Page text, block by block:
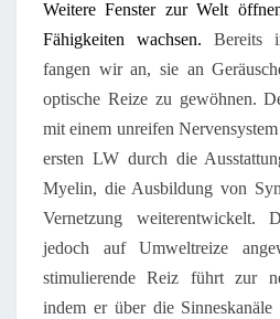
Weitere Fenster zur Welt
Fähigkeiten wachsen. Bereits
fangen wir an, sie an
optische Reize zu gewöhnen.
mit einem unreifen
ersten LW durch die
Myelin, die Ausbildung von
Vernetzung weiterentwickelt.
jedoch auf Umweltreize
stimulierende Reiz führt zur
indem er über die